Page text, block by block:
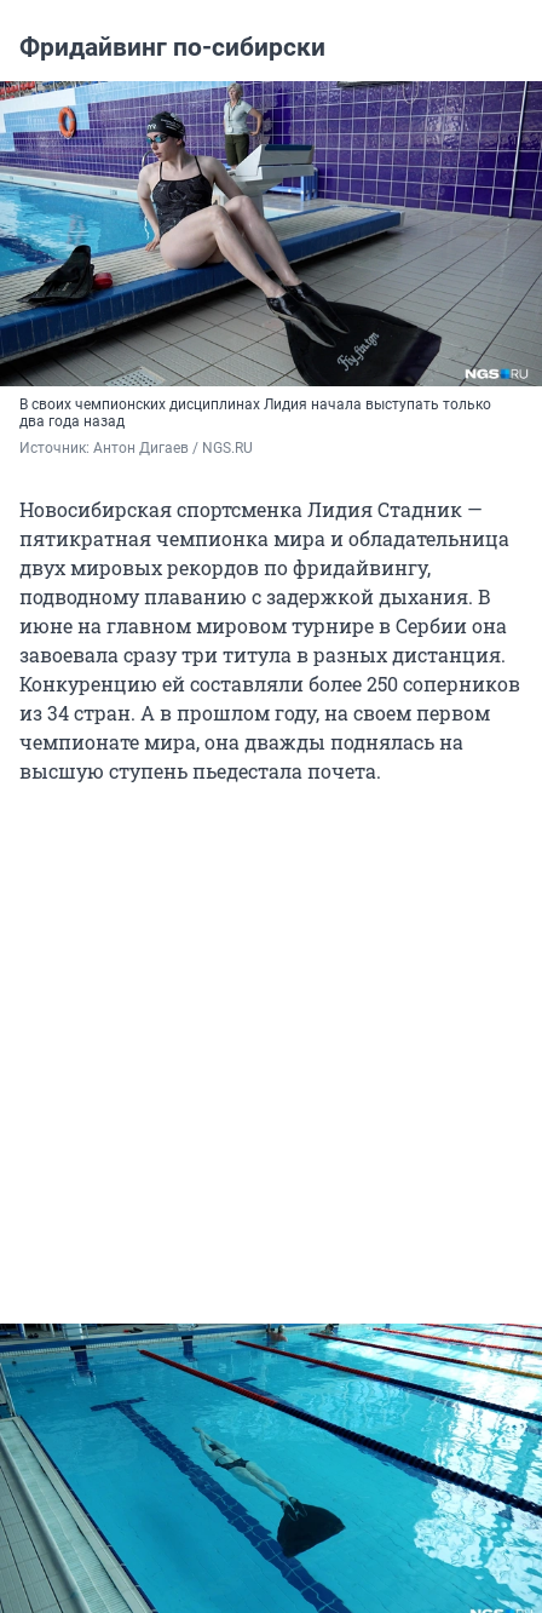
Фридайвинг по-сибирски
В своих чемпионских дисциплинах Лидия начала выступать только
два года назад
Источник: Антон Дигаев / NGS.RU
Новосибирская спортсменка Лидия Стадник —
пятикратная чемпионка мира и обладательница
двух мировых рекордов по фридайвингу,
подводному плаванию с задержкой дыхания. В
июне на главном мировом турнире в Сербии она
завоевала сразу три титула в разных дистанция.
Конкуренцию ей составляли более 250 соперников
из 34 стран. А в прошлом году, на своем первом
чемпионате мира, она дважды поднялась на
высшую ступень пьедестала почета.